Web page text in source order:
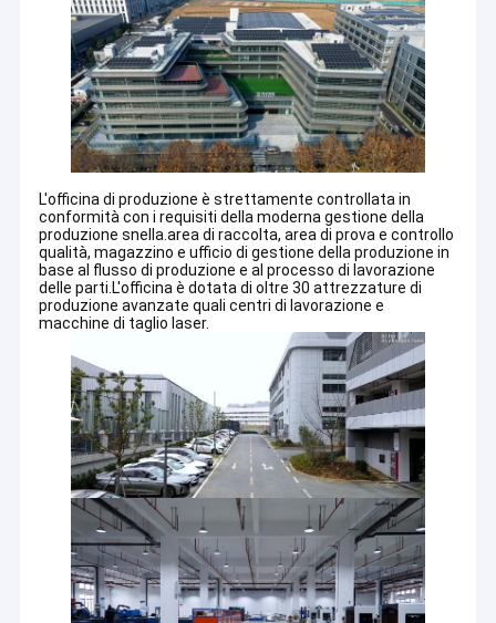
L'officina di produzione è strettamente controllata in
conformità con i requisiti della moderna gestione della
produzione snella.area di raccolta, area di prova e controllo
qualità, magazzino e ufficio di gestione della produzione in
base al flusso di produzione e al processo di lavorazione
delle parti.L'officina è dotata di oltre 30 attrezzature di
produzione avanzate quali centri di lavorazione e
macchine di taglio laser.